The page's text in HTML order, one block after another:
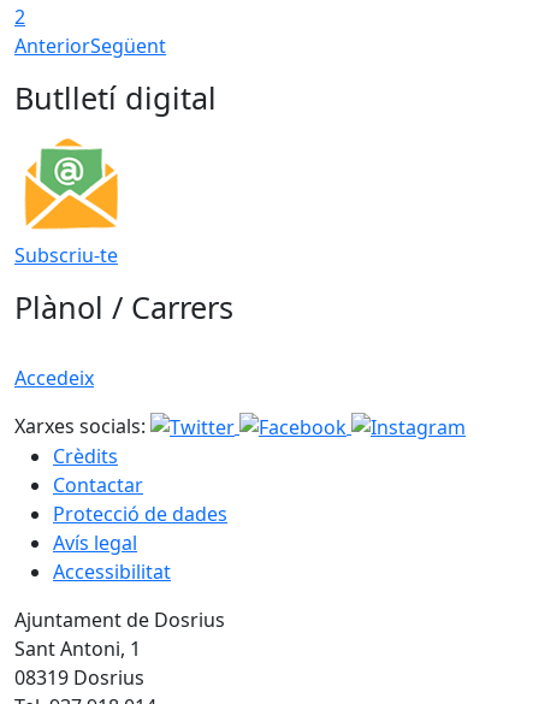
2
AnteriorSegüent
Butlletí digital
Subscriu-te
Plànol / Carrers
Accedeix
Xarxes socials:
Crèdits
Contactar
Protecció de dades
Avís legal
Accessibilitat
Ajuntament de Dosrius
Sant Antoni, 1
08319 Dosrius